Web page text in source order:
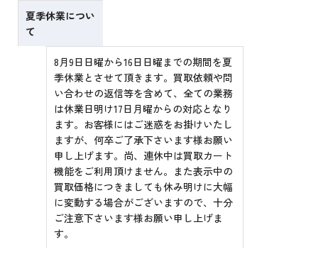
夏季休業につい
て
8月9日日曜から16日日曜までの期間を夏
季休業とさせて頂きます。買取依頼や問
い合わせの返信等を含めて、全ての業務
は休業日明け17日月曜からの対応となり
ます。お客様にはご迷惑をお掛けいたし
ますが、何卒ご了承下さいます様お願い
申し上げます。尚、連休中は買取カート
機能をご利用頂けません。また表示中の
買取価格につきましても休み明けに大幅
に変動する場合がございますので、十分
ご注意下さいます様お願い申し上げま
す。